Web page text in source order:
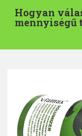
s
Hogyan
mennyiségű